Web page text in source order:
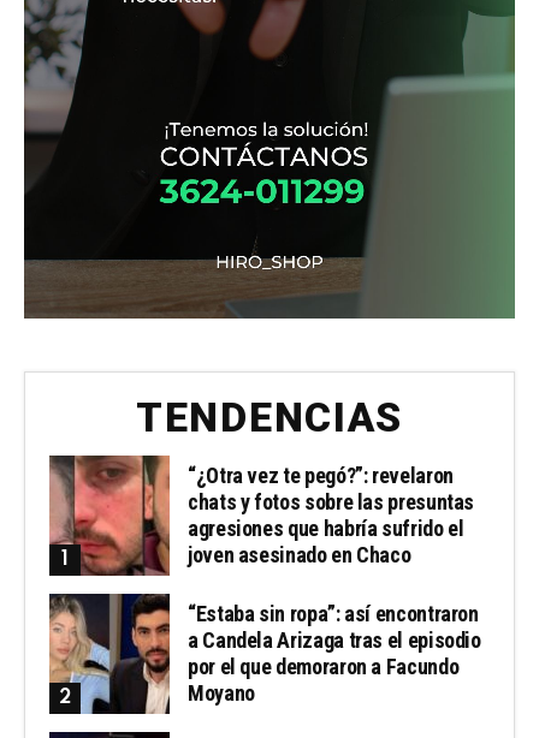
TENDENCIAS
“¿Otra vez te pegó?”: revelaron
chats y fotos sobre las presuntas
agresiones que habría sufrido el
joven asesinado en Chaco
“Estaba sin ropa”: así encontraron
a Candela Arizaga tras el episodio
por el que demoraron a Facundo
Moyano